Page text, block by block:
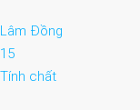
Lâm Đồng
15
Tính chất